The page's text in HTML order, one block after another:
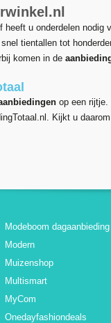
heeft u onderdelen
tientallen tot
komen in de
op een
Kijkt u
Modeboom dagaanbieding
Modern
Muizenshop
Multismart
MyCom
Onedayfashiondeals